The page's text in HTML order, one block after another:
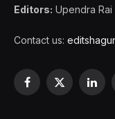
Editors: Upendra Rai
Contact us:
Facebook
X